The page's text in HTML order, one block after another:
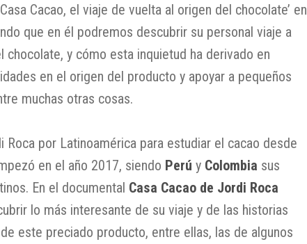
Cacao, el viaje de vuelta al origen del chocolate’ en
que en él podremos descubrir su personal viaje a
chocolate, y cómo esta inquietud ha derivado en
en el origen del producto y apoyar a pequeños
muchas otras cosas.
Roca por Latinoamérica para estudiar el cacao desde
en el año 2017, siendo Perú y Colombia sus
En el documental Casa Cacao de Jordi Roca
lo más interesante de su viaje y de las historias
este preciado producto, entre ellas, las de algunos